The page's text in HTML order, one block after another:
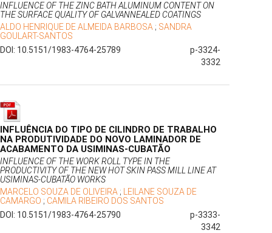
INFLUENCE OF THE ZINC BATH ALUMINUM CONTENT ON
THE SURFACE QUALITY OF GALVANNEALED COATINGS
ALDO HENRIQUE DE ALMEIDA BARBOSA ; SANDRA
GOULART-SANTOS
DOI: 10.5151/1983-4764-25789
p-3324-
3332
INFLUÊNCIA DO TIPO DE CILINDRO DE TRABALHO
NA PRODUTIVIDADE DO NOVO LAMINADOR DE
ACABAMENTO DA USIMINAS-CUBATÃO
INFLUENCE OF THE WORK ROLL TYPE IN THE
PRODUCTIVITY OF THE NEW HOT SKIN PASS MILL LINE AT
USIMINAS-CUBATÃO WORKS
MARCELO SOUZA DE OLIVEIRA ;
LEILANE SOUZA DE
CAMARGO ; CAMILA RIBEIRO DOS SANTOS
DOI: 10.5151/1983-4764-25790
p-3333-
3342